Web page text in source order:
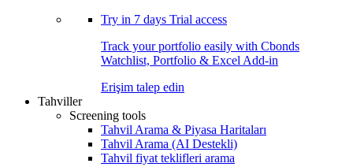
Try in 7 days Trial access
Track your portfolio easily with Cbonds
Watchlist, Portfolio & Excel Add-in
Erişim talep edin
Tahviller
Screening tools
Tahvil Arama & Piyasa Haritaları
Tahvil Arama (AI Destekli)
Tahvil fiyat teklifleri arama